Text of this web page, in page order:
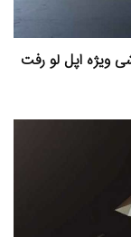
ویژه اپل لو رفت